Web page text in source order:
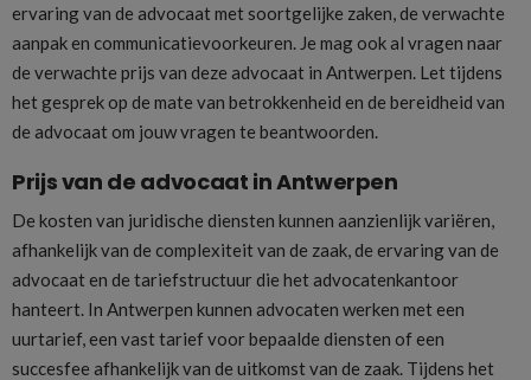
ervaring van de advocaat met soortgelijke zaken, de verwachte
aanpak en communicatievoorkeuren. Je mag ook al vragen naar
de verwachte prijs van deze advocaat in Antwerpen. Let tijdens
het gesprek op de mate van betrokkenheid en de bereidheid van
de advocaat om jouw vragen te beantwoorden.
Prijs van de advocaat in Antwerpen
De kosten van juridische diensten kunnen aanzienlijk variëren,
afhankelijk van de complexiteit van de zaak, de ervaring van de
advocaat en de tariefstructuur die het advocatenkantoor
hanteert. In Antwerpen kunnen advocaten werken met een
uurtarief, een vast tarief voor bepaalde diensten of een
succesfee afhankelijk van de uitkomst van de zaak. Tijdens het